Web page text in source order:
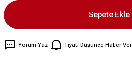
Sepete Ekle
Yorum Yaz Fiyatı Düşünce Haber Ver